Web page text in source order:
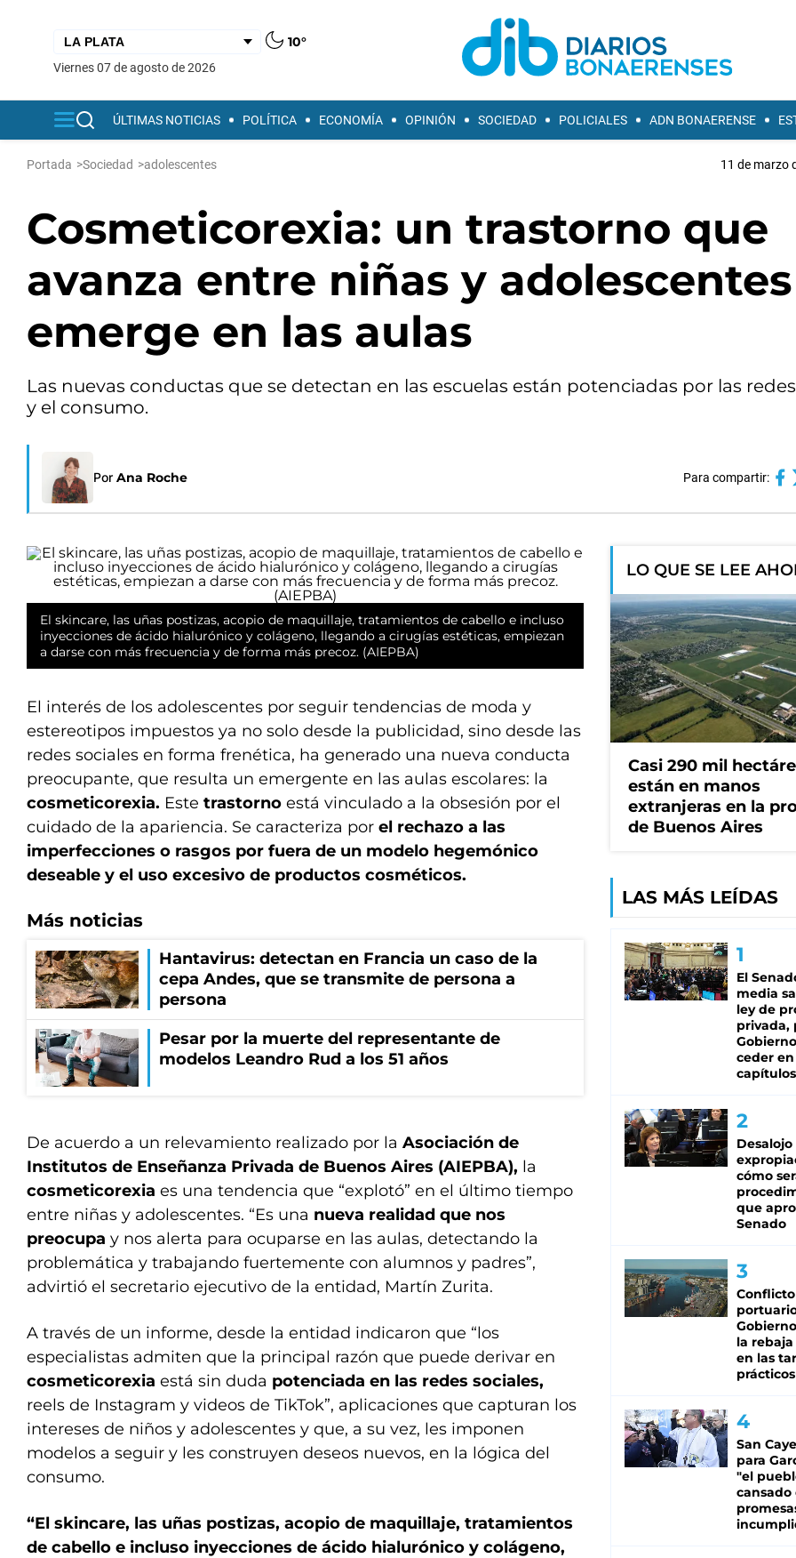
10°
viernes 07 de agosto de 2026
ÚLTIMAS NOTICIAS POLÍTICA ECONOMÍA OPINIÓN SOCIEDAD POLICIALES ADN BONAERENSE
Portada >Sociedad >adolescentes 11 de marzo
Cosmeticorexia: un trastorno que
avanza entre niñas y
emerge en las aulas
Las nuevas conductas que se detectan en las escuelas están potenciadas por las
y el consumo.
Por Ana Roche Para compartir:
El skincare, las uñas postizas, acopio de maquillaje, tratamientos de cabello e incluso
inyecciones de ácido hialurónico y colágeno, llegando a cirugías estéticas, empiezan
a darse con más frecuencia y de forma más precoz. (AIEPBA)
El interés de los adolescentes por seguir tendencias de moda y
estereotipos impuestos ya no solo desde la publicidad, sino desde las
redes sociales en forma frenética, ha generado una nueva conducta
preocupante, que resulta un emergente en las aulas escolares: la
cosmeticorexia. Este trastorno está vinculado a la obsesión por el
cuidado de la apariencia. Se caracteriza por el rechazo a las
imperfecciones o rasgos por fuera de un modelo hegemónico
deseable y el uso excesivo de productos cosméticos.
Más noticias
Hantavirus: detectan en Francia un caso de la
cepa Andes, que se transmite de persona a
persona
Pesar por la muerte del representante de
modelos Leandro Rud a los 51 años
De acuerdo a un relevamiento realizado por la Asociación de
Institutos de Enseñanza Privada de Buenos Aires (AIEPBA), la
cosmeticorexia es una tendencia que “explotó” en el último tiempo
entre niñas y adolescentes. “Es una nueva realidad que nos
preocupa y nos alerta para ocuparse en las aulas, detectando la
problemática y trabajando fuertemente con alumnos y padres”,
advirtió el secretario ejecutivo de la entidad, Martín Zurita.
A través de un informe, desde la entidad indicaron que “los
especialistas admiten que la principal razón que puede derivar en
cosmeticorexia está sin duda potenciada en las redes sociales,
reels de Instagram y videos de TikTok”, aplicaciones que capturan los
intereses de niños y adolescentes y que, a su vez, les imponen
modelos a seguir y les construyen deseos nuevos, en la lógica del
consumo.
“El skincare, las uñas postizas, acopio de maquillaje, tratamientos
de cabello e incluso inyecciones de ácido hialurónico y colágeno,
LO QUE SE LEE
Casi 290 mil
están en manos
extranjeras en la
de Buenos Aires
LAS MÁS LEÍDAS
El
media
ley de
privada,
ceder
capítulos
cómo
que
Senado
Conflicto
la rebaja
en las
prácticos
San
para
"el
cansado